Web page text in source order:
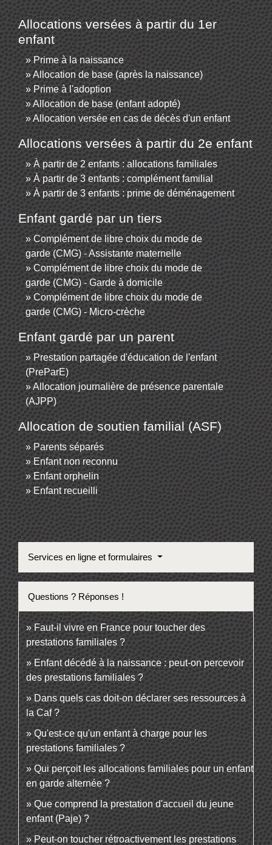
Allocations versées à partir du 1er
enfant
Prime à la naissance
Allocation de base (après la naissance)
Prime à l'adoption
Allocation de base (enfant adopté)
Allocation versée en cas de décès d'un enfant
Allocations versées à partir du 2e enfant
À partir de 2 enfants : allocations familiales
À partir de 3 enfants : complément familial
À partir de 3 enfants : prime de déménagement
Enfant gardé par un tiers
Complément de libre choix du mode de
garde (CMG) - Assistante maternelle
Complément de libre choix du mode de
garde (CMG) - Garde à domicile
Complément de libre choix du mode de
garde (CMG) - Micro-crèche
Enfant gardé par un parent
Prestation partagée d'éducation de l'enfant
(PreParE)
Allocation journalière de présence parentale
(AJPP)
Allocation de soutien familial (ASF)
Parents séparés
Enfant non reconnu
Enfant orphelin
Enfant recueilli
Services en ligne et formulaires
Questions ? Réponses !
Faut-il vivre en France pour toucher des
prestations familiales ?
Enfant décédé à la naissance : peut-on percevoir
des prestations familiales ?
Dans quels cas doit-on déclarer ses ressources à
la Caf ?
Qu'est-ce qu'un enfant à charge pour les
prestations familiales ?
Qui perçoit les allocations familiales pour un enfant
en garde alternée ?
Que comprend la prestation d'accueil du jeune
enfant (Paje) ?
Peut-on toucher rétroactivement les prestations